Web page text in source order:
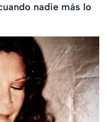
nadie más lo